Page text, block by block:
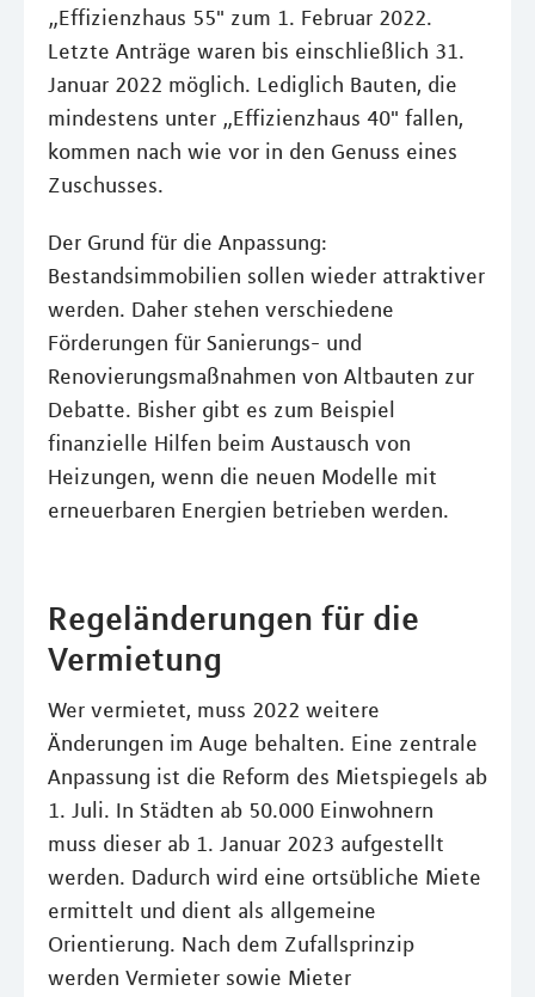
„Effizienzhaus 55" zum 1. Februar 2022.
Letzte Anträge waren bis einschließlich 31.
Januar 2022 möglich. Lediglich Bauten, die
mindestens unter „Effizienzhaus 40" fallen,
kommen nach wie vor in den Genuss eines
Zuschusses.
Der Grund für die Anpassung:
Bestandsimmobilien sollen wieder attraktiver
werden. Daher stehen verschiedene
Förderungen für Sanierungs- und
Renovierungsmaßnahmen von Altbauten zur
Debatte. Bisher gibt es zum Beispiel
finanzielle Hilfen beim Austausch von
Heizungen, wenn die neuen Modelle mit
erneuerbaren Energien betrieben werden.
Regeländerungen für die
Vermietung
Wer vermietet, muss 2022 weitere
Änderungen im Auge behalten. Eine zentrale
Anpassung ist die Reform des Mietspiegels ab
1. Juli. In Städten ab 50.000 Einwohnern
muss dieser ab 1. Januar 2023 aufgestellt
werden. Dadurch wird eine ortsübliche Miete
ermittelt und dient als allgemeine
Orientierung. Nach dem Zufallsprinzip
werden Vermieter sowie Mieter